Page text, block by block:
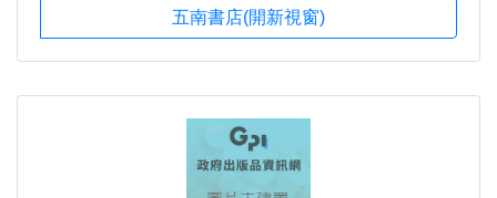
五南書店(開新視窗)